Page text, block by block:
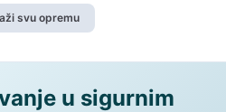
svu opremu
u sigurnim